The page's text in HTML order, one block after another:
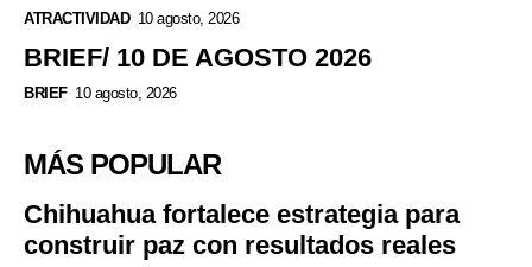
ATRACTIVIDAD 10 agosto, 2026
BRIEF/ 10 DE AGOSTO 2026
BRIEF 10 agosto, 2026
MÁS POPULAR
Chihuahua fortalece estrategia para
construir paz con resultados reales